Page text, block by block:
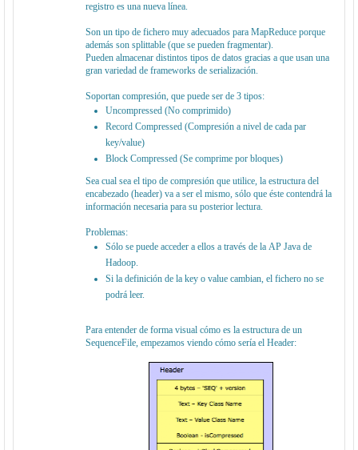
registro es una nueva línea.
Son un tipo de fichero muy adecuados para MapReduce porque
además son splittable (que se pueden fragmentar).
Pueden almacenar distintos tipos de datos gracias a que usan una
gran variedad de frameworks de serialización.
Soportan compresión, que puede ser de 3 tipos:
Uncompressed (No comprimido)
Record Compressed (Compresión a nivel de cada par
key/value)
Block Compressed (Se comprime por bloques)
Sea cual sea el tipo de compresión que utilice, la estructura del
encabezado (header) va a ser el mismo, sólo que éste contendrá la
información necesaria para su posterior lectura.
Problemas:
Sólo se puede acceder a ellos a través de la AP Java de
Hadoop.
Si la definición de la key o value cambian, el fichero no se
podrá leer.
Para entender de forma visual cómo es la estructura de un
SequenceFile, empezamos viendo cómo sería el Header: